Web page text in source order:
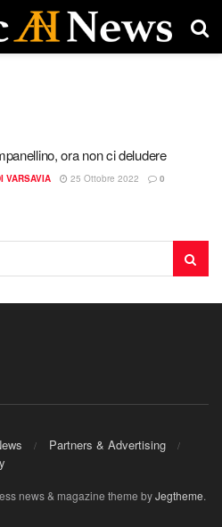
ora non ci deludere
VARSAVIA 25 Ottobre 2022 0
Partners & Advertising
news & magazine theme byJegtheme.